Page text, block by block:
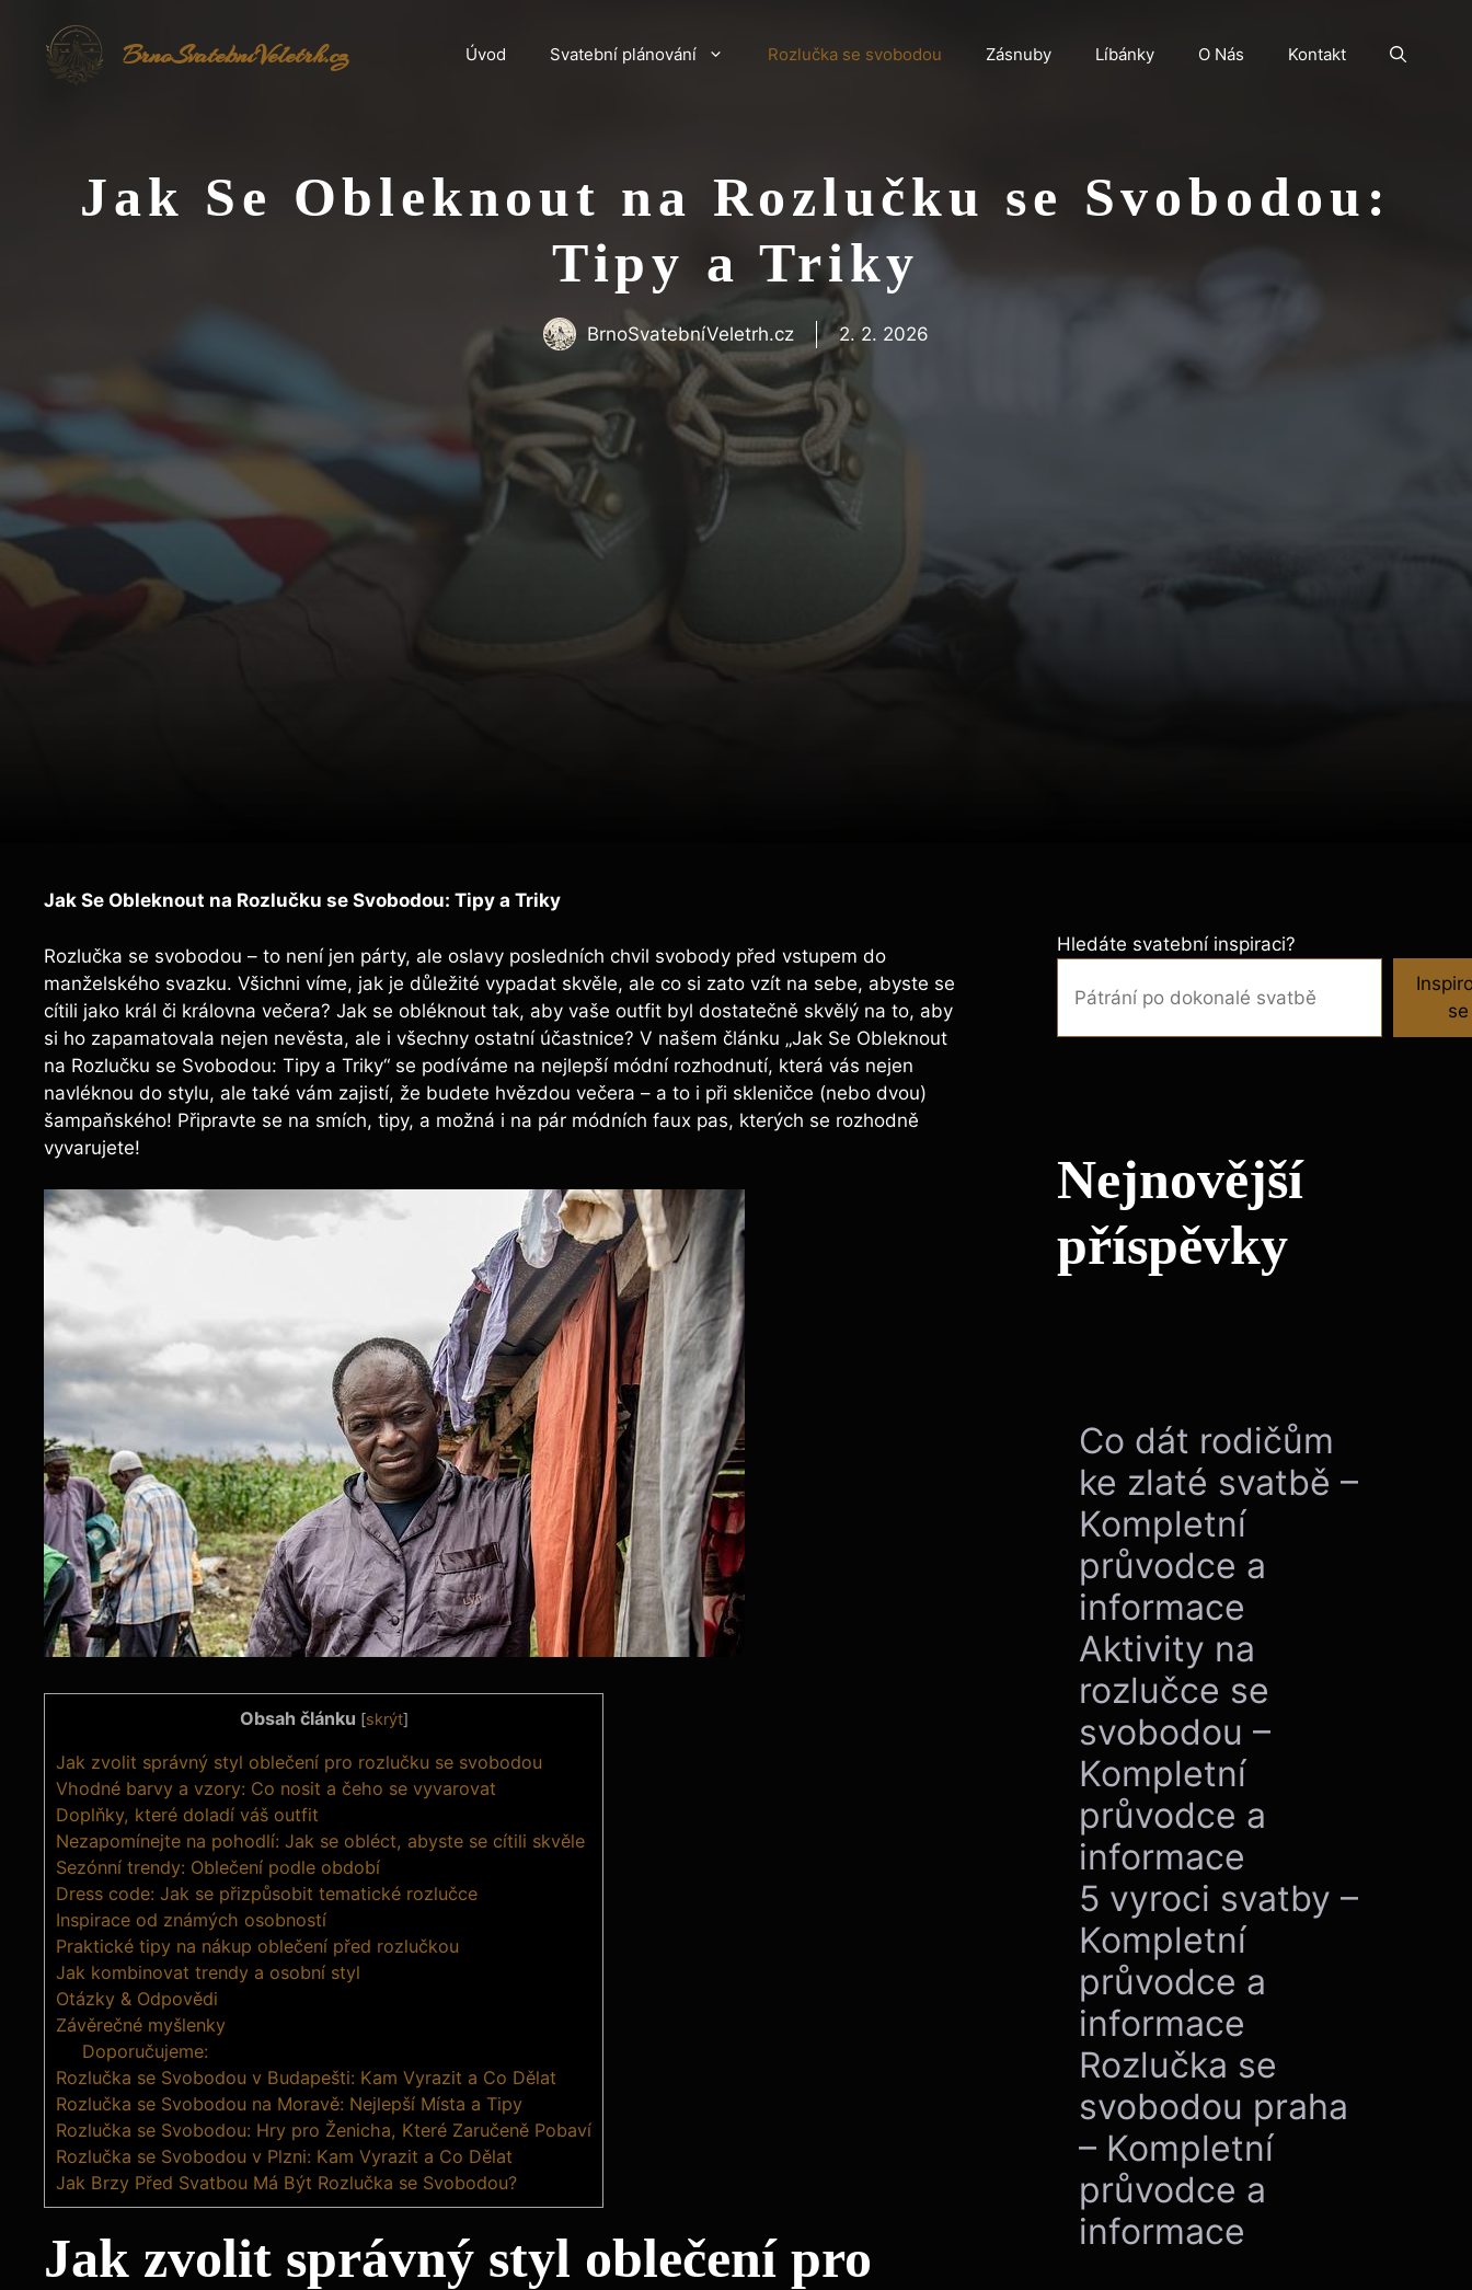
obsah
BrnoSvatebníVeletrh.cz Úvod Svatební plánování Rozlučka se svobodou Zásnuby Líbánky O Nás Kontakt
Jak Se Obleknout na Rozlučku se Svobodou:
Tipy a Triky
BrnoSvatebníVeletrh.cz 2. 2. 2026
Jak Se Obleknout na Rozlučku se Svobodou: Tipy a Triky
Rozlučka se svobodou – to není jen párty, ale oslavy posledních chvil svobody před vstupem do
manželského svazku. Všichni víme, jak je důležité vypadat skvěle, ale co si zato vzít na sebe, abyste se
cítili jako král či královna večera? Jak se obléknout tak, aby vaše outfit byl dostatečně skvělý na to, aby
si ho zapamatovala nejen nevěsta, ale i všechny ostatní účastnice? V našem článku „Jak Se Obleknout
na Rozlučku se Svobodou: Tipy a Triky“ se podíváme na nejlepší módní rozhodnutí, která vás nejen
navléknou do stylu, ale také vám zajistí, že budete hvězdou večera – a to i při skleničce (nebo dvou)
šampaňského! Připravte se na smích, tipy, a možná i na pár módních faux pas, kterých se rozhodně
vyvarujete!
Obsah článku [skrýt]
Jak zvolit správný styl oblečení pro rozlučku se svobodou
Vhodné barvy a vzory: Co nosit a čeho se vyvarovat
Doplňky, které doladí váš outfit
Nezapomínejte na pohodlí: Jak se obléct, abyste se cítili skvěle
Sezónní trendy: Oblečení podle období
Dress code: Jak se přizpůsobit tematické rozlučce
Inspirace od známých osobností
Praktické tipy na nákup oblečení před rozlučkou
Jak kombinovat trendy a osobní styl
Otázky & Odpovědi
Závěrečné myšlenky
Doporučujeme:
Rozlučka se Svobodou v Budapešti: Kam Vyrazit a Co Dělat
Rozlučka se Svobodou na Moravě: Nejlepší Místa a Tipy
Rozlučka se Svobodou: Hry pro Ženicha, Které Zaručeně Pobaví
Rozlučka se Svobodou v Plzni: Kam Vyrazit a Co Dělat
Jak Brzy Před Svatbou Má Být Rozlučka se Svobodou?
Jak zvolit správný styl oblečení pro
Hledáte svatební inspiraci?
se
Nejnovější
příspěvky
Co dát rodičům
ke zlaté svatbě –
Kompletní
průvodce a
informace
Aktivity na
rozlučce se
svobodou –
Kompletní
průvodce a
informace
5 vyroci svatby –
Kompletní
průvodce a
informace
Rozlučka se
svobodou praha
– Kompletní
průvodce a
informace